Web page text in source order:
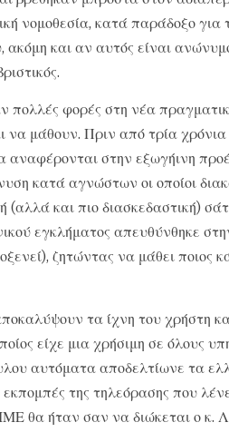
νομοθεσία, κατά παράδοξο για
και αν αυτός είναι
πολλές φορές στη νέα
να μάθουν. Πριν από τρία
αναφέρονται στην εξωγήινη
κατά αγνώστων οι οποίοι
(αλλά και πιο διασκεδαστική)
εγκλήματος απευθύνθηκε
ζητώντας να μάθει ποιος
τα ίχνη του χρήστη
είχε μια χρήσιμη σε όλους
αυτόματα αποδελτίωνε τα
της τηλεόρασης που
θα ήταν σαν να διώκεται ο κ.